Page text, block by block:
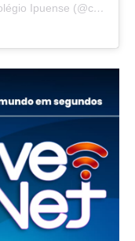
Uma publicação compartilhada por Colégio Ipuense (@colegioipuense)